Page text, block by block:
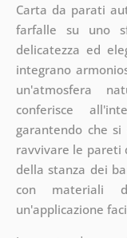
Carta da parati
farfalle su uno
delicatezza ed
integrano
un'atmosfera
conferisce
garantendo che
ravvivare le pareti
della stanza dei
con materiali
un'applicazione